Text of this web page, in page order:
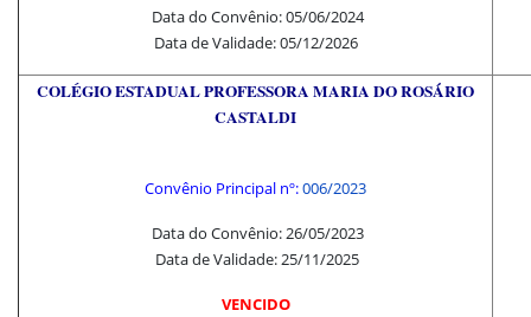
Data do Convênio: 05/06/2024
Data de Validade: 05/12/2026
COLÉGIO ESTADUAL PROFESSORA MARIA DO ROSÁRIO
CASTALDI
Convênio Principal nº:006/2023
Data do Convênio: 26/05/2023
Data de Validade: 25/11/2025
VENCIDO